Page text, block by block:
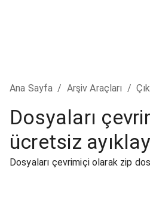
Ana Sayfa / Arşiv Araçları /
Dosyaları
ücretsiz
Dosyaları çevrimiçi olarak zip